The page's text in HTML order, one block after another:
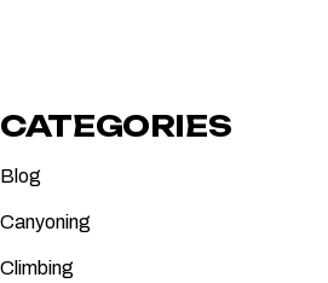
CATEGORIES
Blog
Canyoning
Climbing